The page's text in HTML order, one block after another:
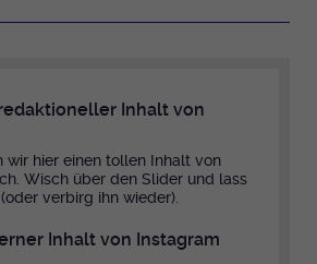
Inhalt von
wir hier einen tollen Inhalt von
Wisch über den Slider und lass
verbirg ihn wieder).
Inhalt von Instagram